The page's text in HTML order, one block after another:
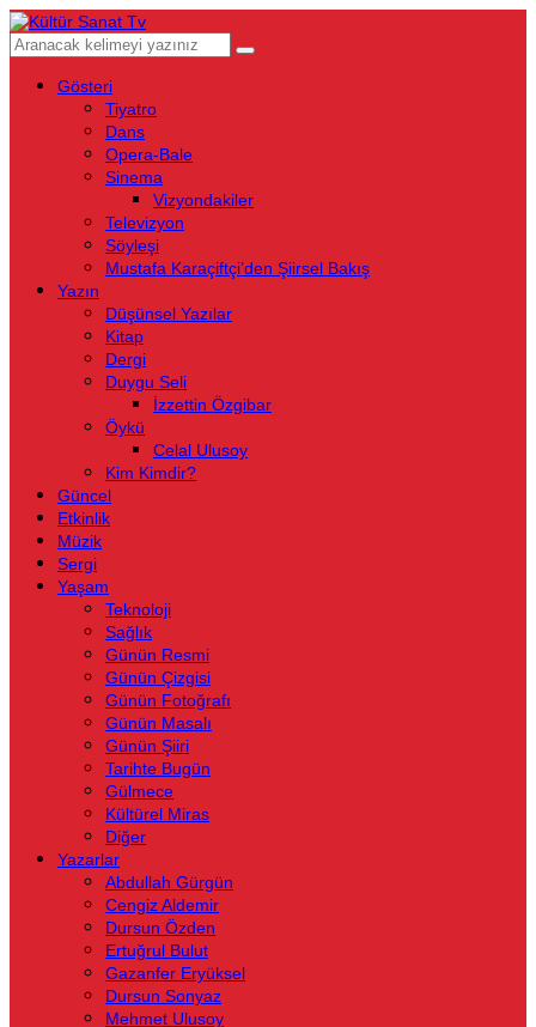
Gösteri
Tiyatro
Dans
Opera-Bale
Sinema
Vizyondakiler
Televizyon
Söyleşi
Mustafa Karaçiftçi’den Şiirsel Bakış
Yazın
Düşünsel Yazılar
Kitap
Dergi
Duygu Seli
İzzettin Özgibar
Öykü
Celal Ulusoy
Kim Kimdir?
Güncel
Etkinlik
Müzik
Sergi
Yaşam
Teknoloji
Sağlık
Günün Resmi
Günün Çizgisi
Günün Fotoğrafı
Günün Masalı
Günün Şiiri
Tarihte Bugün
Gülmece
Kültürel Miras
Diğer
Yazarlar
Abdullah Gürgün
Cengiz Aldemir
Dursun Özden
Ertuğrul Bulut
Gazanfer Eryüksel
Dursun Sonyaz
Mehmet Ulusoy